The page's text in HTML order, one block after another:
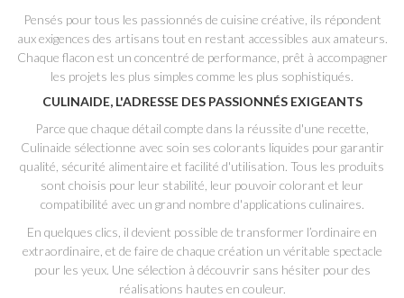
Pensés pour tous les passionnés de cuisine créative, ils répondent
aux exigences des artisans tout en restant accessibles aux amateurs.
Chaque flacon est un concentré de performance, prêt à accompagner
les projets les plus simples comme les plus sophistiqués.
CULINAIDE, L'ADRESSE DES PASSIONNÉS EXIGEANTS
Parce que chaque détail compte dans la réussite d'une recette,
Culinaide sélectionne avec soin ses colorants liquides pour garantir
qualité, sécurité alimentaire et facilité d'utilisation. Tous les produits
sont choisis pour leur stabilité, leur pouvoir colorant et leur
compatibilité avec un grand nombre d'applications culinaires.
En quelques clics, il devient possible de transformer l’ordinaire en
extraordinaire, et de faire de chaque création un véritable spectacle
pour les yeux. Une sélection à découvrir sans hésiter pour des
réalisations hautes en couleur.